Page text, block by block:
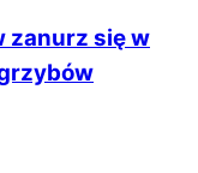
zanurz się w